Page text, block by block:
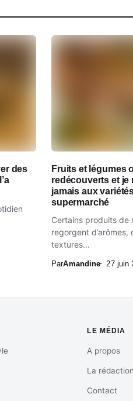
des
Fruits et légumes
redécouverts et je
jamais aux
supermarché
Certains produits de
regorgent
textures...
ParAmandine 27 juin
LE MÉDIA
A propos
La rédaction
Contact